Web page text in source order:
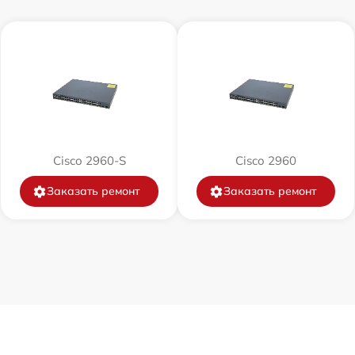
от 60 мин
Cisco 2960-S
Заказать ремонт
Cisco 2960
Заказать ремонт